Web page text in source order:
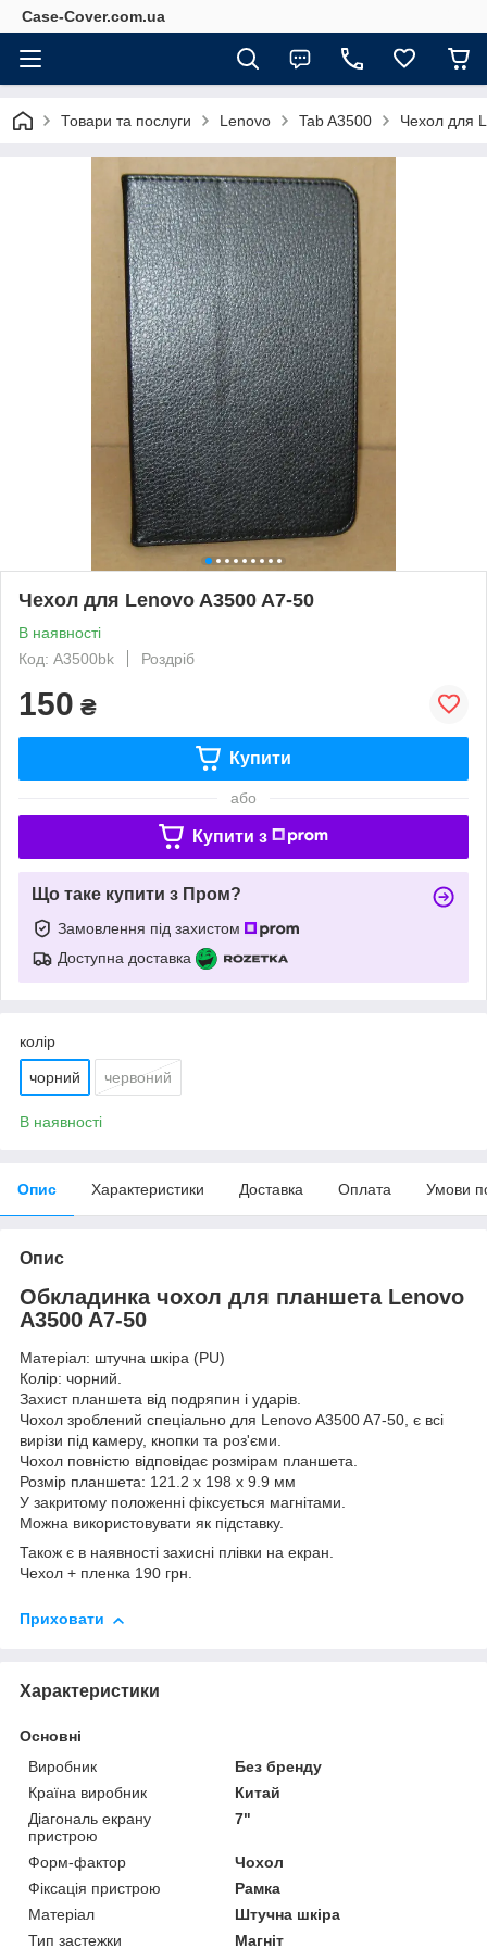
Case-Cover.com.ua
Товари та послуги Lenovo Tab A3500 Чехол для
Чехол для Lenovo A3500 A7-50
В наявності
Код: A3500bk
Роздріб
150 ₴
Купити
або
Купити з
Що таке купити з Пром?
Замовлення під захистом
Доступна доставка
колір
чорний червоний
В наявності
Опис Характеристики Доставка Оплата Умови
Опис
Обкладинка чохол для планшета Lenovo
A3500 A7-50
Матеріал: штучна шкіра (PU)
Колір: чорний.
Захист планшета від подряпин і ударів.
Чохол зроблений спеціально для Lenovo A3500 A7-50, є всі
вирізи під камеру, кнопки та роз'єми.
Чохол повністю відповідає розмірам планшета.
Розмір планшета: 121.2 x 198 x 9.9 мм
У закритому положенні фіксується магнітами.
Можна використовувати як підставку.
Також є в наявності захисні плівки на екран.
Чехол + пленка 190 грн.
Приховати
Характеристики
Основні
Виробник
Без бренду
Країна виробник
Китай
Діагональ екрану
пристрою
7"
Форм-фактор
Чохол
Фіксація пристрою
Рамка
Матеріал
Штучна шкіра
Тип застежки
Магніт